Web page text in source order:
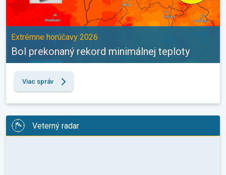
Extrémne horúčavy 2026
Bol prekonaný rekord minimálnej teploty
Viac správ
Veterný radar